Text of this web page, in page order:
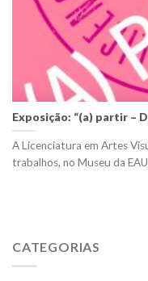
Exposição: “(a) partir –
A Licenciatura em Artes
trabalhos, no Museu da
CATEGORIAS